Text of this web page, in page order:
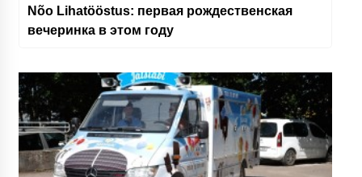
Nõo Lihatööstus: первая рождественская
вечеринка в этом году